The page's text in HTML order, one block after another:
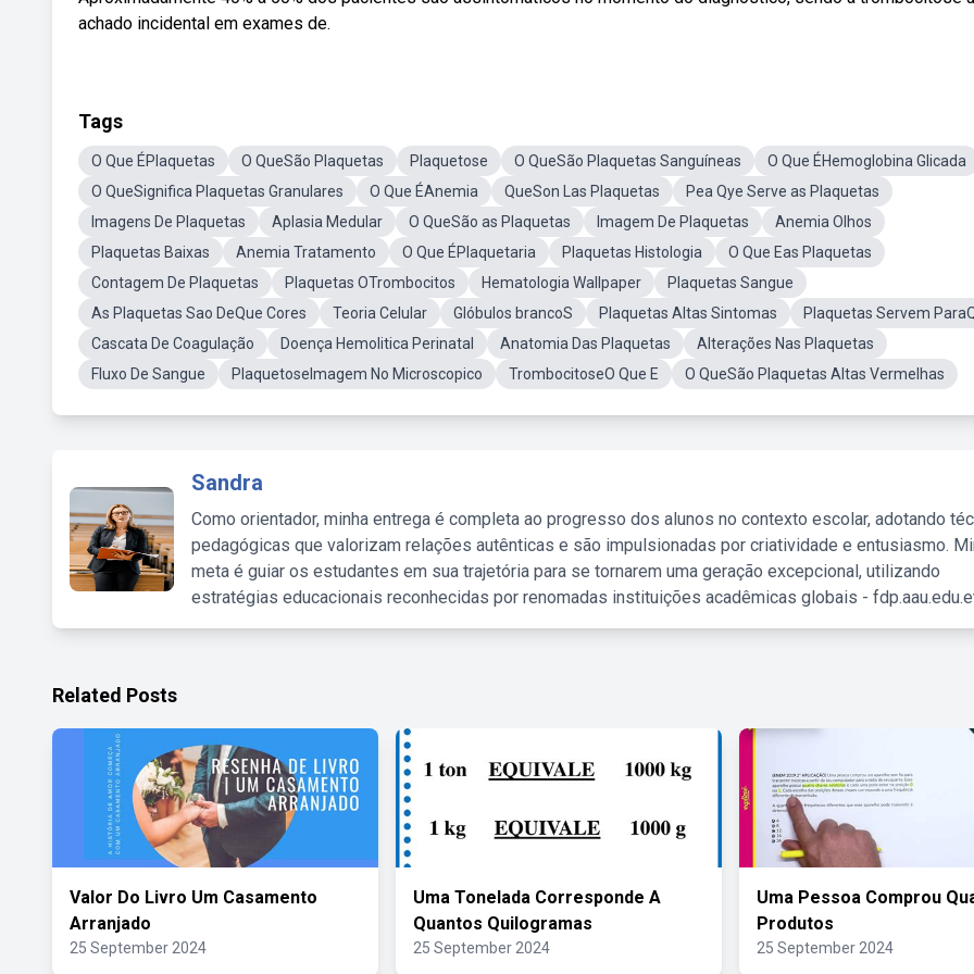
achado incidental em exames de.
Tags
O Que ÉPlaquetas O QueSão Plaquetas Plaquetose O QueSão Plaquetas Sanguíneas
O Que ÉHemoglobina Glicada
O QueSignifica Plaquetas Granulares
O Que ÉAnemia QueSon Las Plaquetas
Pea Qye Serve as Plaquetas
Imagens De Plaquetas
Aplasia Medular O QueSão as Plaquetas Imagem De Plaquetas
Anemia Olhos
Plaquetas Baixas
Anemia Tratamento O Que ÉPlaquetaria Plaquetas Histologia
O Que Eas Plaquetas
Contagem De Plaquetas
Plaquetas OTrombocitos Hematologia Wallpaper
Plaquetas Sangue
As Plaquetas Sao DeQue Cores
Teoria Celular Glóbulos brancoS Plaquetas Altas Sintomas
Plaquetas Servem
Cascata De Coagulação
Doença Hemolitica Perinatal Anatomia Das Plaquetas
Alterações Nas Plaquetas
Fluxo De Sangue
PlaquetoseImagem No Microscopico TrombocitoseO Que E O QueSão Plaquetas Altas Vermelhas
Sandra
Como orientador, minha entrega é completa ao progresso dos alunos no contexto escolar, adotando
pedagógicas que valorizam relações autênticas e são impulsionadas por criatividade e entusiasmo.
meta é guiar os estudantes em sua trajetória para se tornarem uma geração excepcional, utilizando
estratégias educacionais reconhecidas por renomadas instituições acadêmicas globais -
Related Posts
Valor Do Livro Um Casamento
Arranjado
25 September 2024
Uma Tonelada Corresponde A
Quantos Quilogramas
25 September 2024
Uma Pessoa Comprou
Produtos
25 September 2024